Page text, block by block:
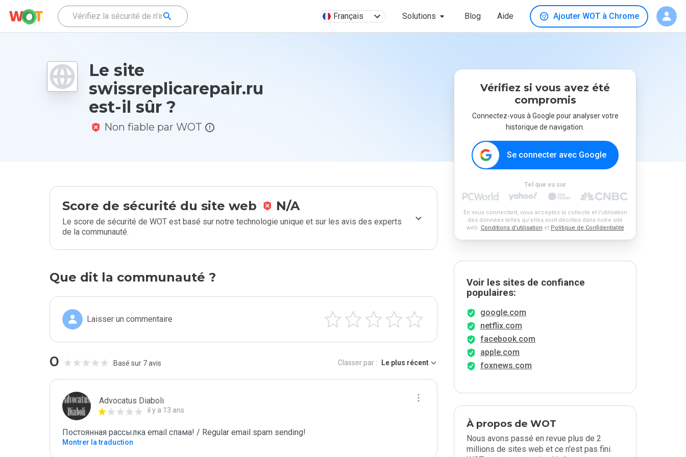
Français Solutions Blog Aide Ajouter WOT à Chrome
Le site
swissreplicarepair.ru
est-il sûr ?
Non fiable par WOT
Score de sécurité du site web N/A
Le score de sécurité de WOT est basé sur notre technologie unique et sur les avis des experts
de la communauté.
Que dit la communauté ?
Laisser un commentaire
0 Basé sur 7 avis Classer par : Le plus récent
Advocatus Diaboli
il y a 13 ans
Постоянная рассылка email спама! / Regular email spam sending!
Montrer la traduction
Vérifiez si vous avez été
compromis
Connectez-vous à Google pour analyser votre
historique de navigation.
Se connecter avec Google
Tel que vu sur
En vous connectant, vous acceptez la collecte et l'utilisation
des données telles qu'elles sont décrites dans notre site
web. Conditions d'utilisation et Politique de Confidentialité
Voir les sites de confiance
populaires:
google.com
netflix.com
facebook.com
apple.com
foxnews.com
À propos de WOT
Nous avons passé en revue plus de 2
millions de sites web et ce n'est pas fini.